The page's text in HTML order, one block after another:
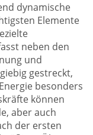
dynamische
Elemente
neben den
und
gestreckt,
besonders
können
aber auch
der ersten